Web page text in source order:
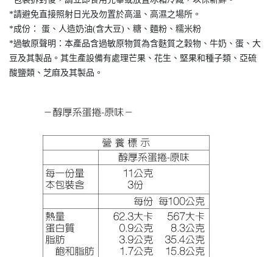
*請避免直接照射日光及勿置於高溫、高濕之場所。
*成份： 蛋、人造奶油(含大豆)、糖、麵粉、糯米粉
*過敏原聲明：本產品含過敏原物質為含麩質之穀物、牛奶、蛋、大
豆及其製品。其生產設備有處理芒果、花生、堅果和種子類、亞硫
酸鹽類、芝麻及其製品。